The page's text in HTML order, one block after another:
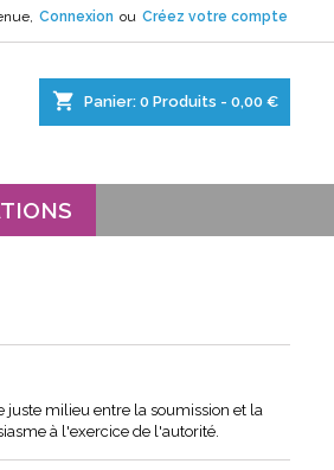
Connexion ou Créez votre compte
shopping_cart Panier: 0 Produits - 0,00 €
juste milieu entre la soumission et la
à l'exercice de l'autorité.